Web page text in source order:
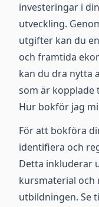
investeringar i
utveckling.
utgifter kan du
och framtida
kan du dra nytta
som är kopplade
Hur bokför jag
För att bokföra
identifiera och
Detta inkluderar
kursmaterial och
utbildningen. Se